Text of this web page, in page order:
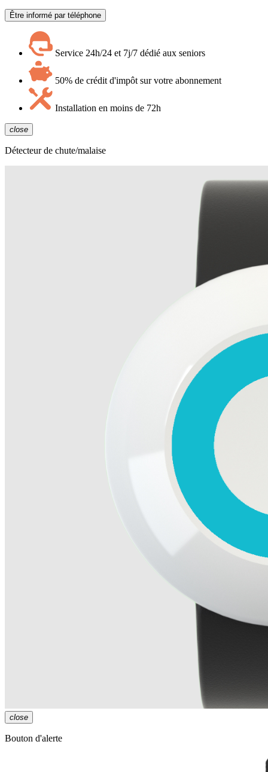
Être informé par téléphone
Service 24h/24 et 7j/7 dédié aux seniors
50% de crédit d'impôt sur votre abonnement
Installation en moins de 72h
close
Détecteur de chute/malaise
close
Bouton d'alerte